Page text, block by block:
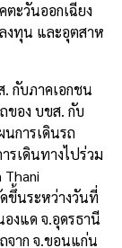
ะวันออกเฉียง
งทุน และอุตสาห
. กับภาคเอกชน
ของ บขส. กับ
การเดินรถ
รเดินทางไปร่วม
ขึ้นระหว่างวันที่
งแด จ.อุดรธานี
จาก จ.ขอนแก่น